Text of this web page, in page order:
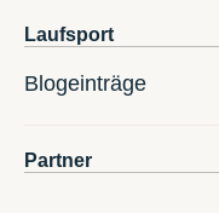
Laufsport
Blogeinträge
Partner